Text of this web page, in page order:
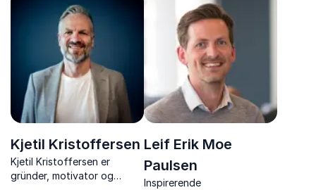
Kjetil Kristoffersen
Kjetil Kristoffersen er
gründer, motivator og
Leif Erik Moe
Paulsen
Inspirerende